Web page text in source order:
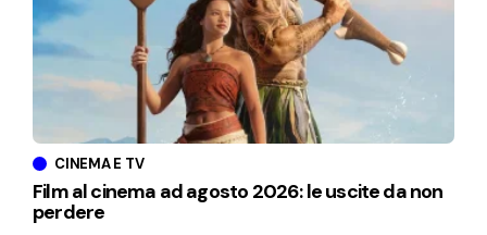
CINEMA E TV
Film al cinema ad agosto 2026: le uscite da non
perdere